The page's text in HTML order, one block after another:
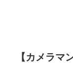
【カメラマ